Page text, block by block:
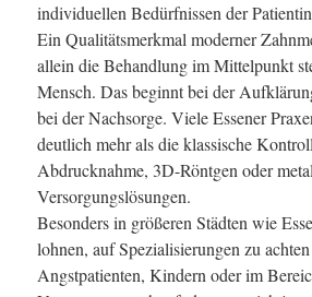
individuellen Bedürfnissen der
Ein Qualitätsmerkmal moderner
allein die Behandlung im Mittelpunkt
Mensch. Das beginnt bei der
bei der Nachsorge. Viele Essener
deutlich mehr als die klassische
Abdrucknahme, 3D-Röntgen oder
Versorgungslösungen.
Besonders in größeren Städten wie
lohnen, auf Spezialisierungen zu
Angstpatienten, Kindern oder im